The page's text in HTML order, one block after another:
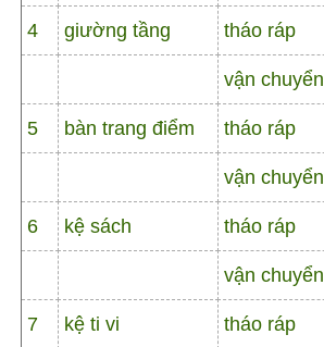
4 giường tầng tháo ráp
vận chuyển
5 bàn trang điểm tháo ráp
vận chuyển
6 kệ sách tháo ráp
vận chuyển
7 kệ ti vi tháo ráp